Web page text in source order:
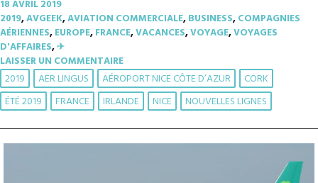
18 AVRIL 2019
2019,AVGEEK,AVIATION COMMERCIALE,BUSINESS,COMPAGNIES
AÉRIENNES,EUROPE,FRANCE,VACANCES,VOYAGE,VOYAGES
D'AFFAIRES,✈︎
LAISSER UN COMMENTAIRE
2019 AER LINGUS AÉROPORT NICE CÔTE D’AZUR
CORK
ÉTÉ 2019
FRANCE IRLANDE NICE NOUVELLES LIGNES